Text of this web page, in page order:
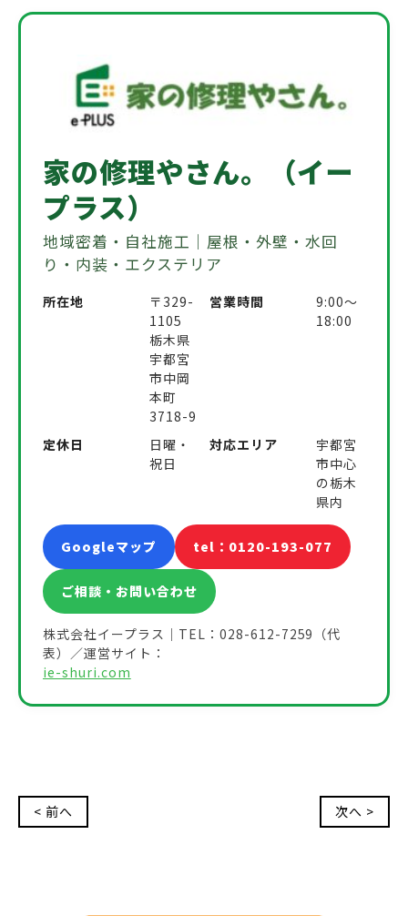
家の修理やさん。（イー
プラス）
地域密着・自社施工｜屋根・外壁・水回
り・内装・エクステリア
所在地
〒329-
1105
栃木県
宇都宮
市中岡
本町
3718-9
営業時間
9:00〜
18:00
定休日
日曜・
祝日
対応エリア
宇都宮
市中心
の栃木
県内
Googleマップ tel：0120-193-077
ご相談・お問い合わせ
株式会社イープラス｜TEL：028-612-7259（代
表）／運営サイト：
ie-shuri.com
< 前へ 次へ >